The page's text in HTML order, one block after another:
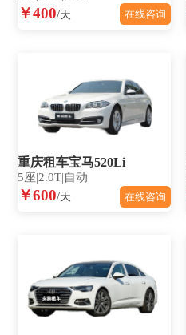
￥400/天 在线咨询
重庆租车宝马520Li
5座|2.0T|自动
￥600/天 在线咨询